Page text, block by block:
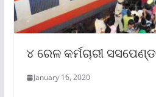
୪ ରେଳ କର୍ମଚାରୀ ସସପେଣ୍ଡ
January 16, 2020